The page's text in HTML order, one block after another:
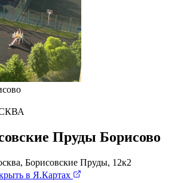
Пруды Борисово
Борисовские Пруды, 12к2
в Я.Картах